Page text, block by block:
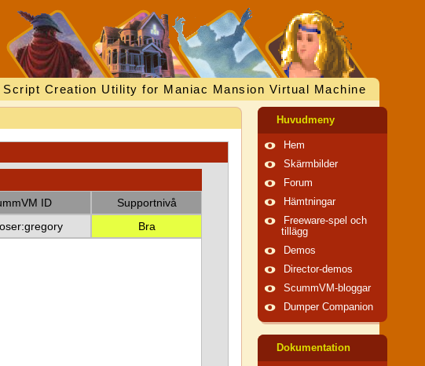
Script Creation Utility for Maniac Mansion Virtual Machine
ID
Supportnivå
Bra
Huvudmeny
Hem
Skärmbilder
Forum
Hämtningar
Freeware-spel och
tillägg
Demos
Director-demos
ScummVM-bloggar
Dumper Companion
Dokumentation